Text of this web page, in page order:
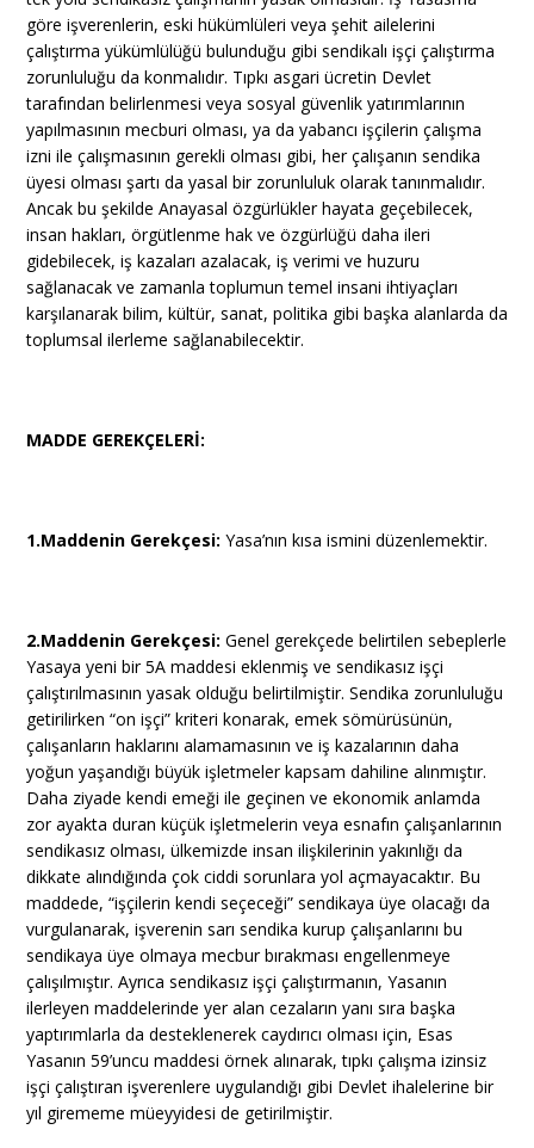
göre işverenlerin, eski hükümlüleri veya şehit ailelerini
çalıştırma yükümlülüğü bulunduğu gibi sendikalı işçi çalıştırma
zorunluluğu da konmalıdır. Tıpkı asgari ücretin Devlet
tarafından belirlenmesi veya sosyal güvenlik yatırımlarının
yapılmasının mecburi olması, ya da yabancı işçilerin çalışma
izni ile çalışmasının gerekli olması gibi, her çalışanın sendika
üyesi olması şartı da yasal bir zorunluluk olarak tanınmalıdır.
Ancak bu şekilde Anayasal özgürlükler hayata geçebilecek,
insan hakları, örgütlenme hak ve özgürlüğü daha ileri
gidebilecek, iş kazaları azalacak, iş verimi ve huzuru
sağlanacak ve zamanla toplumun temel insani ihtiyaçları
karşılanarak bilim, kültür, sanat, politika gibi başka alanlarda da
toplumsal ilerleme sağlanabilecektir.
MADDE GEREKÇELERİ:
1.Maddenin Gerekçesi: Yasa’nın kısa ismini düzenlemektir.
2.Maddenin Gerekçesi: Genel gerekçede belirtilen sebeplerle
Yasaya yeni bir 5A maddesi eklenmiş ve sendikasız işçi
çalıştırılmasının yasak olduğu belirtilmiştir. Sendika zorunluluğu
getirilirken “on işçi” kriteri konarak, emek sömürüsünün,
çalışanların haklarını alamamasının ve iş kazalarının daha
yoğun yaşandığı büyük işletmeler kapsam dahiline alınmıştır.
Daha ziyade kendi emeği ile geçinen ve ekonomik anlamda
zor ayakta duran küçük işletmelerin veya esnafın çalışanlarının
sendikasız olması, ülkemizde insan ilişkilerinin yakınlığı da
dikkate alındığında çok ciddi sorunlara yol açmayacaktır. Bu
maddede, “işçilerin kendi seçeceği” sendikaya üye olacağı da
vurgulanarak, işverenin sarı sendika kurup çalışanlarını bu
sendikaya üye olmaya mecbur bırakması engellenmeye
çalışılmıştır. Ayrıca sendikasız işçi çalıştırmanın, Yasanın
ilerleyen maddelerinde yer alan cezaların yanı sıra başka
yaptırımlarla da desteklenerek caydırıcı olması için, Esas
Yasanın 59’uncu maddesi örnek alınarak, tıpkı çalışma izinsiz
işçi çalıştıran işverenlere uygulandığı gibi Devlet ihalelerine bir
yıl girememe müeyyidesi de getirilmiştir.